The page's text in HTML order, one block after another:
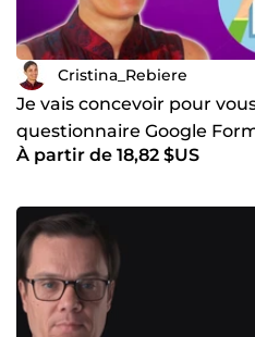
Cristina_Rebiere
Je vais concevoir pour
questionnaire Google
À partir de 18,82 $US